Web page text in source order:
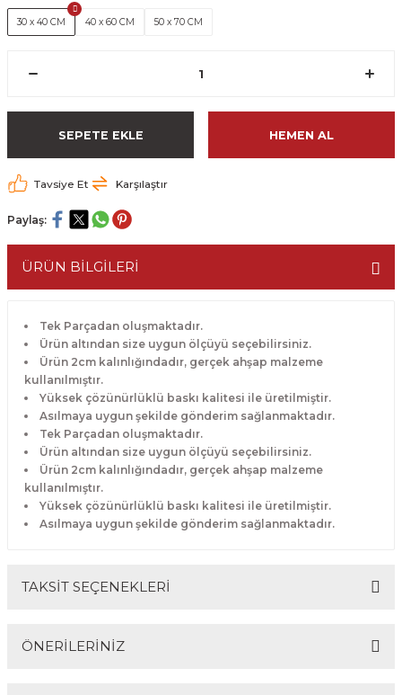
30 x 40 CM 40 x 60 CM 50 x 70 CM
SEPETE EKLE HEMEN AL
Tavsiye Et Karşılaştır
Paylaş:
ÜRÜN BİLGİLERİ
Tek Parçadan oluşmaktadır.
Ürün altından size uygun ölçüyü seçebilirsiniz.
Ürün 2cm kalınlığındadır, gerçek ahşap malzeme
kullanılmıştır.
Yüksek çözünürlüklü baskı kalitesi ile üretilmiştir.
Asılmaya uygun şekilde gönderim sağlanmaktadır.
Tek Parçadan oluşmaktadır.
Ürün altından size uygun ölçüyü seçebilirsiniz.
Ürün 2cm kalınlığındadır, gerçek ahşap malzeme
kullanılmıştır.
Yüksek çözünürlüklü baskı kalitesi ile üretilmiştir.
Asılmaya uygun şekilde gönderim sağlanmaktadır.
TAKSİT SEÇENEKLERİ
ÖNERİLERİNİZ